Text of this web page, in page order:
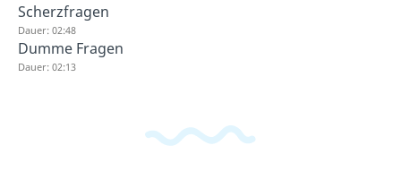
Scherzfragen
Dauer: 02:48
Dumme Fragen
Dauer: 02:13